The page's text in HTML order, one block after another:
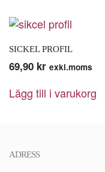
SICKEL PROFIL
69,90 kr exkl.moms
Lägg till i varukorg
ADRESS